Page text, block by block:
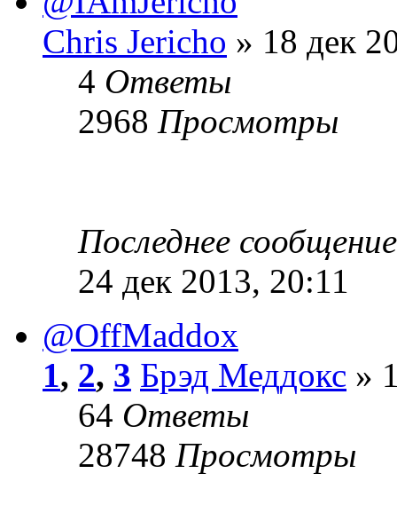
Chris Jericho » 18 дек
4 Ответы
2968 Просмотры
Последнее
24 дек 2013, 20:11
@OffMaddox
1, 2, 3 Брэд Меддокс »
64 Ответы
28748 Просмотры